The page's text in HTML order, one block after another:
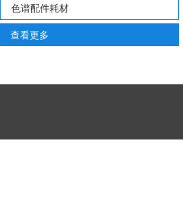
色谱配件耗材
查看更多